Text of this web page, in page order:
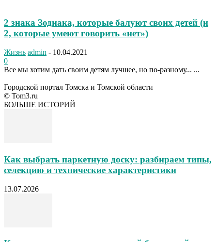
2 знака Зодиака, которые балуют своих детей (и
2, которые умеют говорить «нет»)
Жизнь admin - 10.04.2021
0
Все мы хотим дать своим детям лучшее, но по-разному... ...
Городской портал Томска и Томской области
© Tom3.ru
БОЛЬШЕ ИСТОРИЙ
Как выбрать паркетную доску: разбираем типы,
селекцию и технические характеристики
13.07.2026